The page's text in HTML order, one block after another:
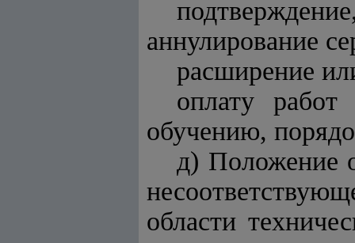
аннулирование
расширение
оплату
обучению,
д) Положение
области